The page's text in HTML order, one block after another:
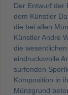
Der Entwurf der
dem Künstler
die bei allen
Künstler Andre
die
eindrucksvolle
surfenden
Komposition in
Münzgrund